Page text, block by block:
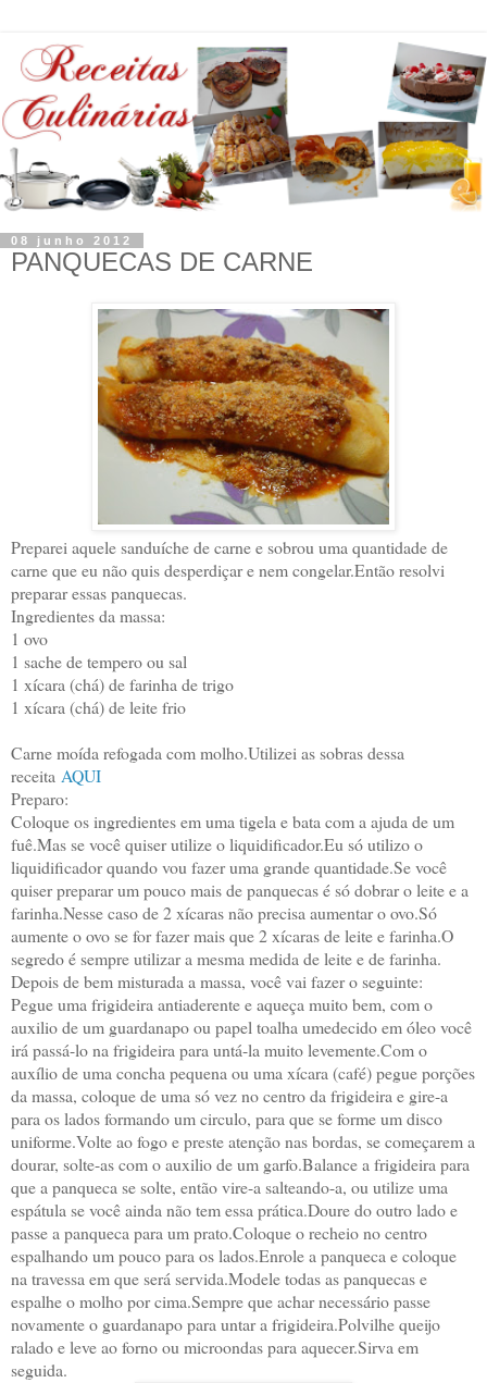
08 junho 2012
PANQUECAS DE CARNE
Preparei aquele sanduíche de carne e sobrou uma quantidade de
carne que eu não quis desperdiçar e nem congelar.Então resolvi
preparar essas panquecas.
Ingredientes da massa:
1 ovo
1 sache de tempero ou sal
1 xícara (chá) de farinha de trigo
1 xícara (chá) de leite frio
Carne moída refogada com molho.Utilizei as sobras dessa
receita AQUI
Preparo:
Coloque os ingredientes em uma tigela e bata com a ajuda de um
fuê.Mas se você quiser utilize o liquidificador.Eu só utilizo o
liquidificador quando vou fazer uma grande quantidade.Se você
quiser preparar um pouco mais de panquecas é só dobrar o leite e a
farinha.Nesse caso de 2 xícaras não precisa aumentar o ovo.Só
aumente o ovo se for fazer mais que 2 xícaras de leite e farinha.O
segredo é sempre utilizar a mesma medida de leite e de farinha.
Depois de bem misturada a massa, você vai fazer o seguinte:
Pegue uma frigideira antiaderente e aqueça muito bem, com o
auxilio de um guardanapo ou papel toalha umedecido em óleo você
irá passá-lo na frigideira para untá-la muito levemente.Com o
auxílio de uma concha pequena ou uma xícara (café) pegue porções
da massa, coloque de uma só vez no centro da frigideira e gire-a
para os lados formando um circulo, para que se forme um disco
uniforme.Volte ao fogo e preste atenção nas bordas, se começarem a
dourar, solte-as com o auxilio de um garfo.Balance a frigideira para
que a panqueca se solte, então vire-a salteando-a, ou utilize uma
espátula se você ainda não tem essa prática.Doure do outro lado e
passe a panqueca para um prato.Coloque o recheio no centro
espalhando um pouco para os lados.Enrole a panqueca e coloque
na travessa em que será servida.Modele todas as panquecas e
espalhe o molho por cima.Sempre que achar necessário passe
novamente o guardanapo para untar a frigideira.Polvilhe queijo
ralado e leve ao forno ou microondas para aquecer.Sirva em
seguida.